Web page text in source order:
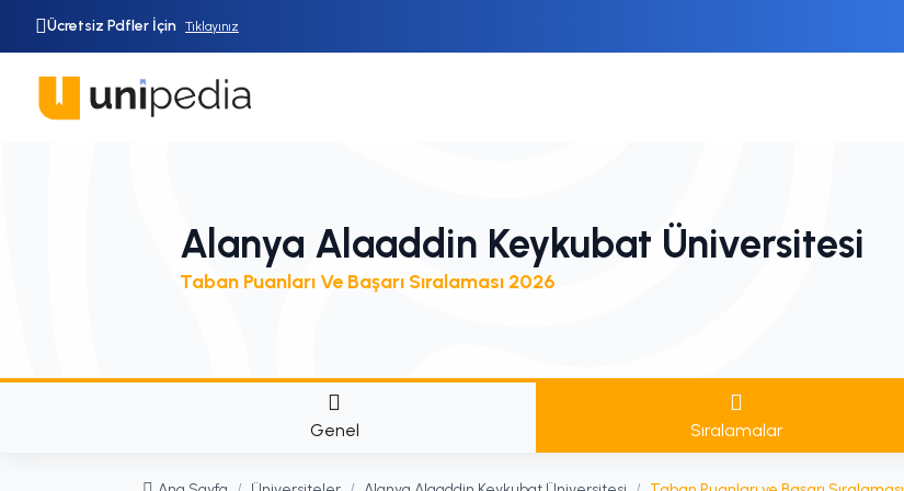
Ücretsiz Pdfler İçin Tıklayınız
Alanya Alaaddin Keykubat Üniversitesi
Taban Puanları Ve Başarı Sıralaması 2026
Genel Sıralamalar